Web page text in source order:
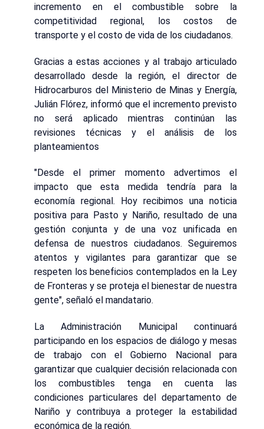
incremento en el combustible sobre la
competitividad regional, los costos de
transporte y el costo de vida de los ciudadanos.
Gracias a estas acciones y al trabajo articulado
desarrollado desde la región, el director de
Hidrocarburos del Ministerio de Minas y Energía,
Julián Flórez, informó que el incremento previsto
no será aplicado mientras continúan las
revisiones técnicas y el análisis de los
planteamientos
"Desde el primer momento advertimos el
impacto que esta medida tendría para la
economía regional. Hoy recibimos una noticia
positiva para Pasto y Nariño, resultado de una
gestión conjunta y de una voz unificada en
defensa de nuestros ciudadanos. Seguiremos
atentos y vigilantes para garantizar que se
respeten los beneficios contemplados en la Ley
de Fronteras y se proteja el bienestar de nuestra
gente", señaló el mandatario.
La Administración Municipal continuará
participando en los espacios de diálogo y mesas
de trabajo con el Gobierno Nacional para
garantizar que cualquier decisión relacionada con
los combustibles tenga en cuenta las
condiciones particulares del departamento de
Nariño y contribuya a proteger la estabilidad
económica de la región.